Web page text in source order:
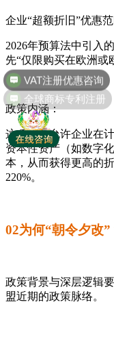
企业“超额折旧”优惠
2026年预算法中引入
先“仅限购买在欧洲或
政策内涵：
这项政策允许企业在
资本性资产（如数字
本，从而获得更高的
220%。
02为何“朝令夕改”
政策背景与深层逻辑
盟近期的政策脉络。
VAT注册优惠咨询
全球商标专利注册